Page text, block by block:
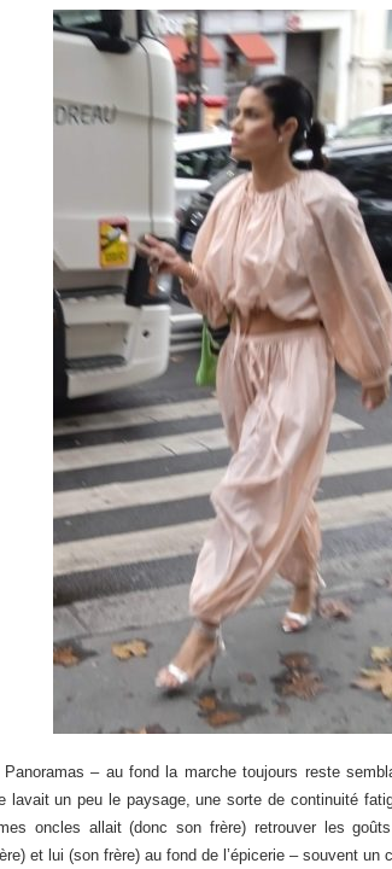
– au fond la marche toujours reste
lavait un peu le paysage, une sorte de continuité
oncles allait (donc son frère) retrouver les
et lui (son frère) au fond de l’épicerie – souvent un